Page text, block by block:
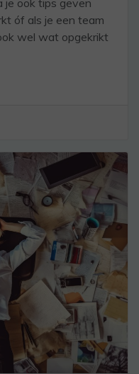
je ook tips geven
óf als je een team
wel wat opgekrikt